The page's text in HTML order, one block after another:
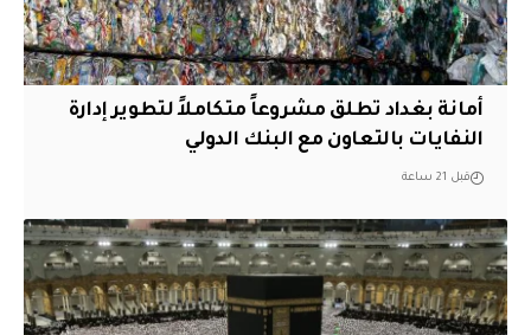
أمانة بغداد تطلق مشروعاً متكاملاً لتطوير إدارة
النفايات بالتعاون مع البنك الدولي
قبل 21 ساعة